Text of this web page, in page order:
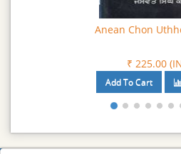
Anean Chon
₹ 225.00